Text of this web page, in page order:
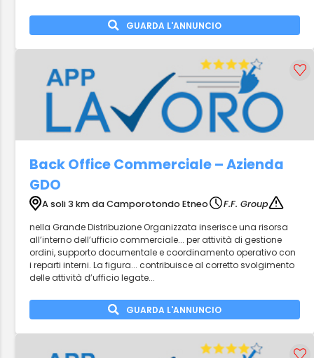
GUARDA L'ANNUNCIO
Back Office Commerciale – Azienda
GDO
A soli 3 km da Camporotondo Etneo
F.F. Group
nella Grande Distribuzione Organizzata inserisce una risorsa
all’interno dell’ufficio commerciale... per attività di gestione
ordini, supporto documentale e coordinamento operativo con
i reparti interni. La figura... contribuisce al corretto svolgimento
delle attività d’ufficio legate...
GUARDA L'ANNUNCIO